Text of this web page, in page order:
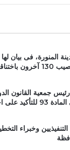
إثر
جمعية القانون
احترام مصر
وخبراء